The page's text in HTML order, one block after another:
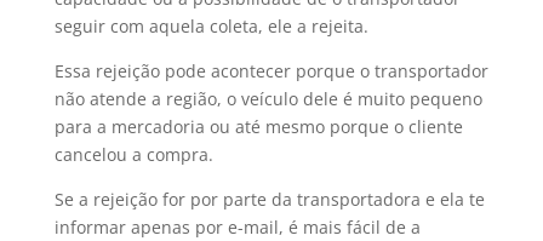
seguir com aquela coleta, ele a rejeita.
Essa rejeição pode acontecer porque o transportador
não atende a região, o veículo dele é muito pequeno
para a mercadoria ou até mesmo porque o cliente
cancelou a compra.
Se a rejeição for por parte da transportadora e ela te
informar apenas por e-mail, é mais fácil de a